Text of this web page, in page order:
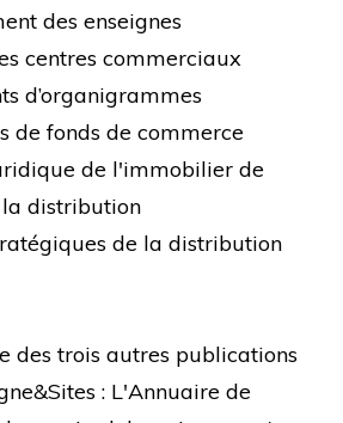
des enseignes
centres commerciaux
d’organigrammes
de fonds de commerce
de l'immobilier de
distribution
de la distribution
des trois autres publications
: L'Annuaire de